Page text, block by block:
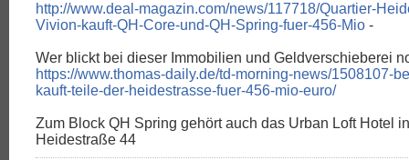
http://www.deal-magazin.com/news/117718/Quartier-
Vivion-kauft-QH-Core-und-QH-Spring-fuer-456-Mio -
Wer blickt bei dieser Immobilien und Geldverschieberei
https://www.thomas-daily.de/td-morning-news/1508107-
kauft-teile-der-heidestrasse-fuer-456-mio-euro/
Zum Block QH Spring gehört auch das Urban Loft Hotel
Heidestraße 44